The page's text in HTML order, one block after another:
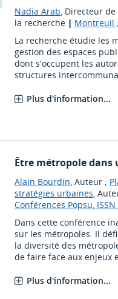
Nadia Arab, Directeur
la recherche | Montreuil
La recherche étudie les
gestion des espaces
dont s'occupent les
structures
Plus d'information...
Être métropole
Alain Bourdin, Auteur ;
stratégies urbaines,
Conférences Popsu,
Dans cette conférence
sur les métropoles. Il
la diversité des
de faire face aux enjeux
Plus d'information...